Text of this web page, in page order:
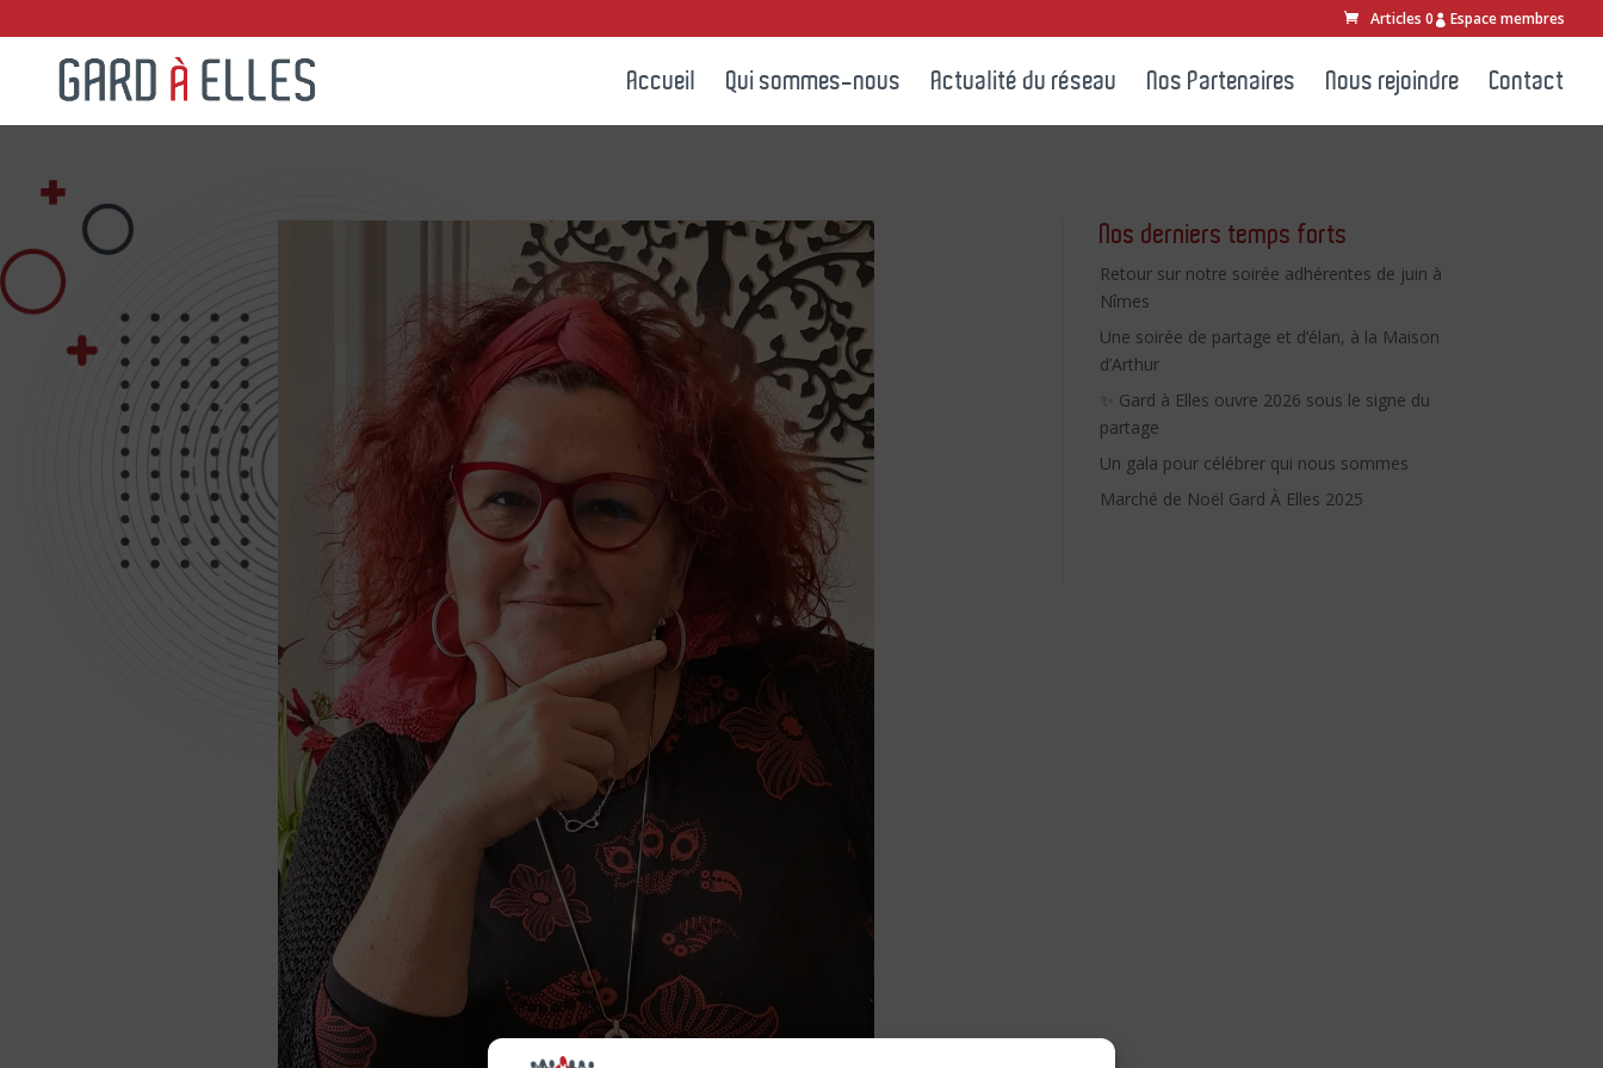
Espace membres
Articles 0
Accueil Qui sommes-nous Actualité du réseau Nos Partenaires Nous rejoindre Contact
Nos derniers temps forts
Retour sur notre soirée adhérentes de juin à
Nîmes
Une soirée de partage et d’élan, à la Maison
d’Arthur
✨ Gard à Elles ouvre 2026 sous le signe du
partage
Un gala pour célébrer qui nous sommes
Marché de Noël Gard À Elles 2025